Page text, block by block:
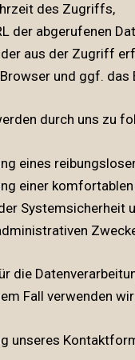
des Zugriffs,
der abgerufenen
aus der Zugriff
und ggf. das
durch uns zu
eines
einer
Systemsicherheit
die
Fall verwenden
unseres